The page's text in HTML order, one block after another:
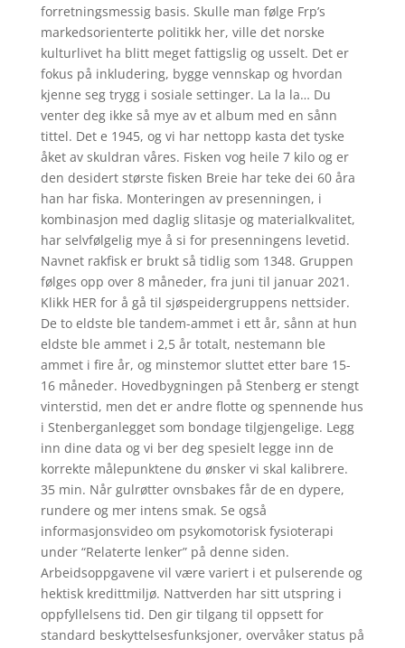
forretnings­messig basis. Skulle man følge Frp’s
markedsorienterte politikk her, ville det norske
kulturlivet ha blitt meget fattigslig og usselt. Det er
fokus på inkludering, bygge vennskap og hvordan
kjenne seg trygg i sosiale settinger. La la la… Du
venter deg ikke så mye av et album med en sånn
tittel. Det e 1945, og vi har nettopp kasta det tyske
åket av skuldran våres. Fisken vog heile 7 kilo og er
den desidert største fisken Breie har teke dei 60 åra
han har fiska. Monteringen av presenningen, i
kombinasjon med daglig slitasje og materialkvalitet,
har selvfølgelig mye å si for presenningens levetid.
Navnet rakfisk er brukt så tidlig som 1348. Gruppen
følges opp over 8 måneder, fra juni til januar 2021.
Klikk HER for å gå til sjøspeidergruppens nettsider.
De to eldste ble tandem-ammet i ett år, sånn at hun
eldste ble ammet i 2,5 år totalt, nestemann ble
ammet i fire år, og minstemor sluttet etter bare 15-
16 måneder. Hovedbygningen på Stenberg er stengt
vinterstid, men det er andre flotte og spennende hus
i Stenberganlegget som bondage tilgjengelige. Legg
inn dine data og vi ber deg spesielt legge inn de
korrekte målepunktene du ønsker vi skal kalibrere.
35 min. Når gulrøtter ovnsbakes får de en dypere,
rundere og mer intens smak. Se også
informasjonsvideo om psykomotorisk fysioterapi
under “Relaterte lenker” på denne siden.
Arbeidsoppgavene vil være variert i et pulserende og
hektisk kredittmiljø. Nattverden har sitt utspring i
oppfyllelsens tid. Den gir tilgang til oppsett for
standard beskyttelsesfunksjoner, overvåker status på